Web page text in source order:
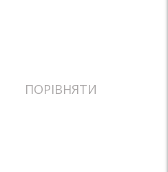
ПОРІВНЯТИ